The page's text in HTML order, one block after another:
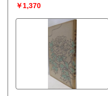
￥1,370